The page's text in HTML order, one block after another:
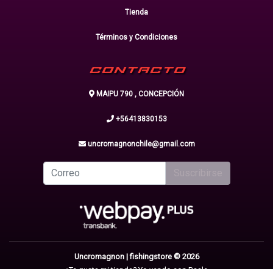
Tienda
Términos y Condiciones
CONTACTO
MAIPU 790 , CONCEPCIÓN
+56413830153
uncromagnonchile@gmail.com
Uncromagnon | fishingstore © 2026